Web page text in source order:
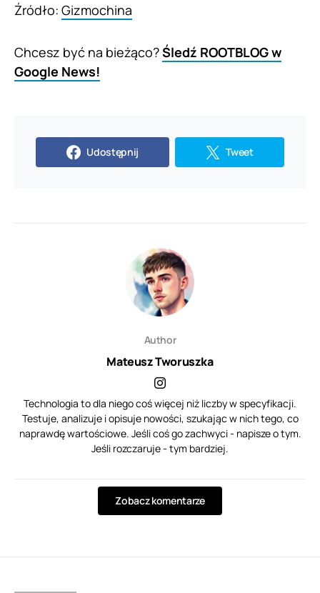
Źródło: Gizmochina
Chcesz być na bieżąco?Śledź ROOTBLOG w
Google News!
Udostępnij Tweet
Author
Mateusz Tworuszka
Technologia to dla niego coś więcej niż liczby w specyfikacji.
Testuje, analizuje i opisuje nowości, szukając w nich tego, co
naprawdę wartościowe. Jeśli coś go zachwyci - napisze o tym.
Jeśli rozczaruje - tym bardziej.
Zobacz komentarze